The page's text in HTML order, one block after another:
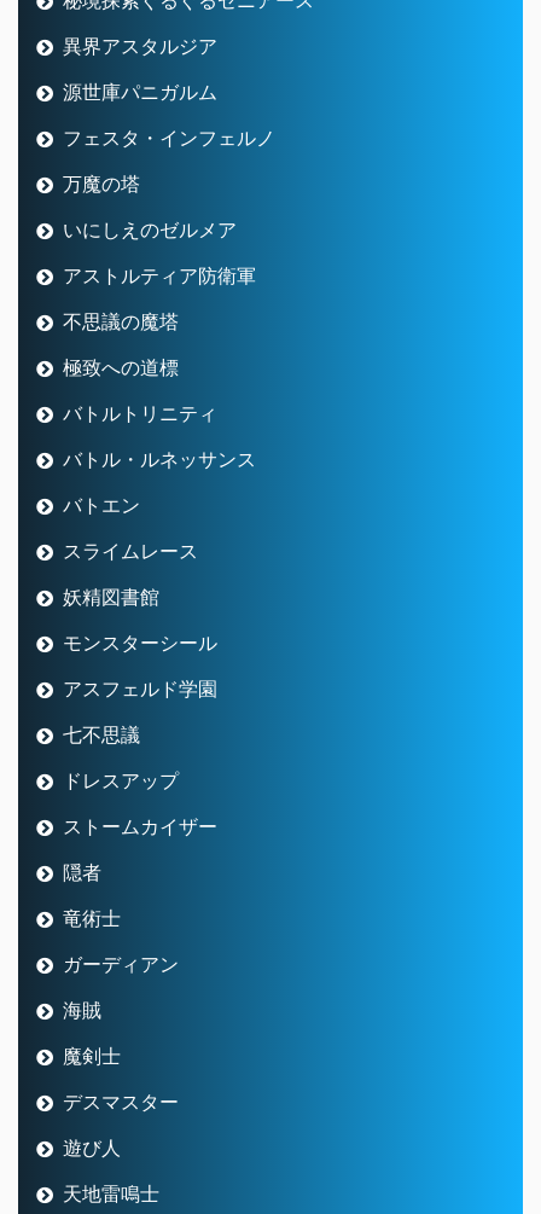
異界アスタルジア
源世庫パニガルム
フェスタ・インフェルノ
万魔の塔
いにしえのゼルメア
アストルティア防衛軍
不思議の魔塔
極致への道標
バトルトリニティ
バトル・ルネッサンス
バトエン
スライムレース
妖精図書館
モンスターシール
アスフェルド学園
七不思議
ドレスアップ
ストームカイザー
隠者
竜術士
ガーディアン
海賊
魔剣士
デスマスター
遊び人
天地雷鳴士